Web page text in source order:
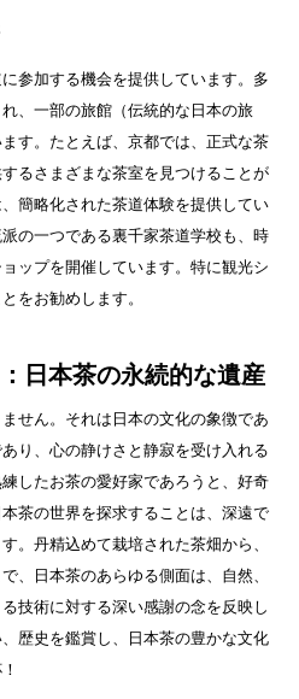
参加する機会を提供しています。多
、一部の旅館（伝統的な日本の旅
す。たとえば、京都では、正式な茶
るさまざまな茶室を見つけることが
簡略化された茶道体験を提供してい
の一つである裏千家茶道学校も、時
ップを開催しています。特に観光シ
をお勧めします。
日本茶の永続的な遺産
せん。それは日本の文化の象徴であ
り、心の静けさと静寂を受け入れる
したお茶の愛好家であろうと、好奇
茶の世界を探求することは、深遠で
。丹精込めて栽培された茶畑から、
、日本茶のあらゆる側面は、自然、
技術に対する深い感謝の念を反映し
歴史を鑑賞し、日本茶の豊かな文化